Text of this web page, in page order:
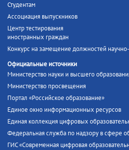
Студентам
Ассоциация выпускников
Центр тестирования
иностранных граждан
Конкурс на замещение должностей
Официальные источники
Министерство науки и высшего
Министерство просвещения
Портал «Российское образование»
Единое окно информационных ресурсов
Единая коллекция цифровых
Федеральная служба по надзору в сфере
ГИС «Современная цифровая